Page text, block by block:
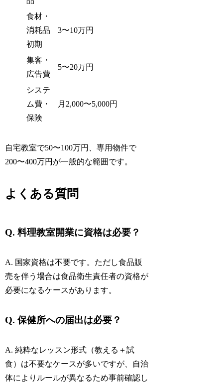
食材・
消耗品
初期
3〜10万円
集客・
広告費
5〜20万円
システ
ム費・
保険
月2,000〜5,000円
自宅教室で50〜100万円、専用物件で
200〜400万円が一般的な範囲です。
よくある質問
Q. 料理教室開業に資格は必要？
A. 国家資格は不要です。ただし食品販
売を伴う場合は食品衛生責任者の資格が
必要になるケースがあります。
Q. 保健所への届出は必要？
A. 純粋なレッスン形式（教える＋試
食）は不要なケースが多いですが、自治
体によりルールが異なるため事前確認し